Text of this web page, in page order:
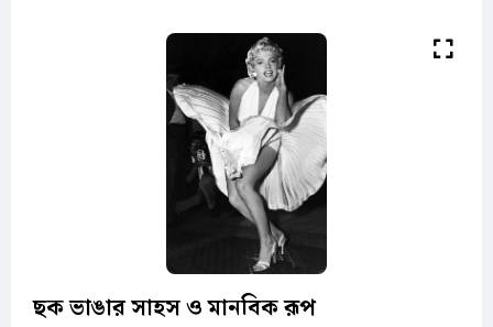
ছকভাঙারসাহসওমানবিকরূপ